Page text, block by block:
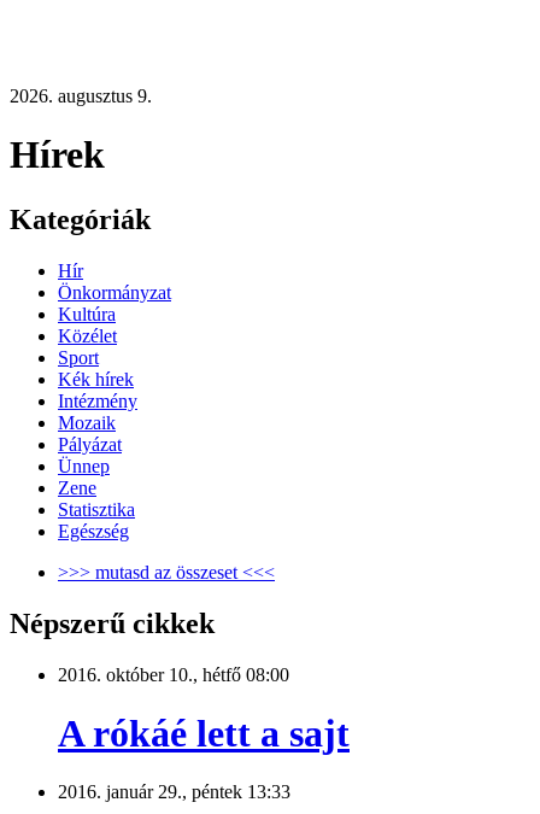
2026. augusztus 9.
Hírek
Kategóriák
Hír
Önkormányzat
Kultúra
Közélet
Sport
Kék hírek
Intézmény
Mozaik
Pályázat
Ünnep
Zene
Statisztika
Egészség
>>> mutasd az összeset <<<
Népszerű cikkek
2016. október 10., hétfő 08:00
A rókáé lett a sajt
2016. január 29., péntek 13:33